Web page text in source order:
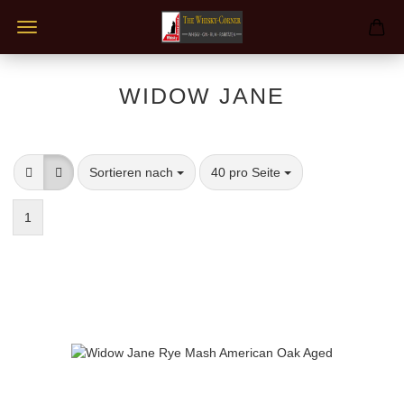
WIDOW JANE
Sortieren nach
Sortieren nach 40 pro Seite
pro Seite
1